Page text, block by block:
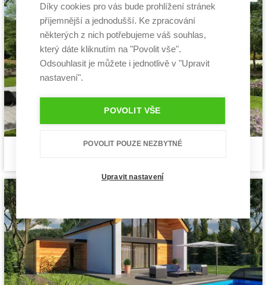
Dispozice:
5+1
Užitná plocha:
140 m²
Pozitiv 2
Díky cookies pro vás bude prohlížení stránek
příjemnější a jednodušší. Ke zpracování
některých z nich potřebujeme váš souhlas,
který dáte kliknutím na "Povolit vše".
Odsouhlasit je můžete i jednotlivě v "Upravit
nastavení".
POVOLIT VŠE
POVOLIT POUZE NEZBYTNÉ
Upravit nastavení